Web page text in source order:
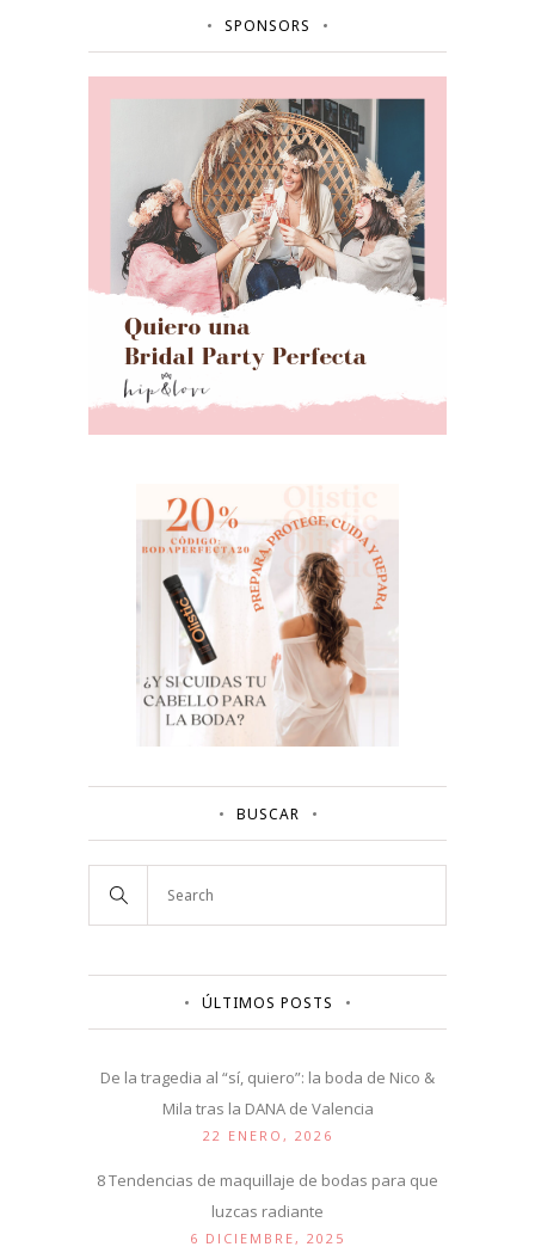
SPONSORS
BUSCAR
ÚLTIMOS POSTS
De la tragedia al “sí, quiero”: la boda de Nico &
Mila tras la DANA de Valencia
22 ENERO, 2026
8 Tendencias de maquillaje de bodas para que
luzcas radiante
6 DICIEMBRE, 2025